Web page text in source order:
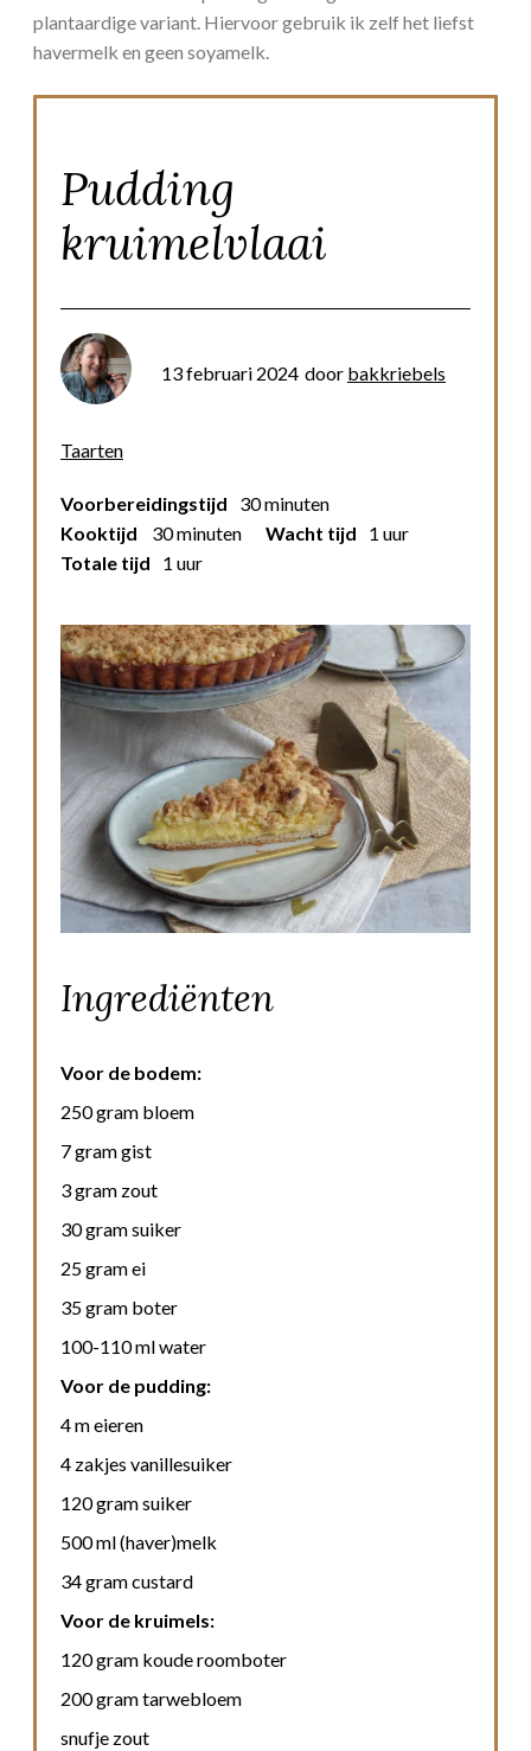
plantaardige variant. Hiervoor gebruik ik zelf het liefst
havermelk en geen soyamelk.
Pudding
kruimelvlaai
13 februari 2024 door bakkriebels
Taarten
Voorbereidingstijd
30 minuten
Kooktijd
30 minuten Wacht tijd
1 uur
Totale tijd
1 uur
Ingrediënten
Voor de bodem:
250 gram bloem
7 gram gist
3 gram zout
30 gram suiker
25 gram ei
35 gram boter
100-110 ml water
Voor de pudding:
4 m eieren
4 zakjes vanillesuiker
120 gram suiker
500 ml (haver)melk
34 gram custard
Voor de kruimels:
120 gram koude roomboter
200 gram tarwebloem
snufje zout